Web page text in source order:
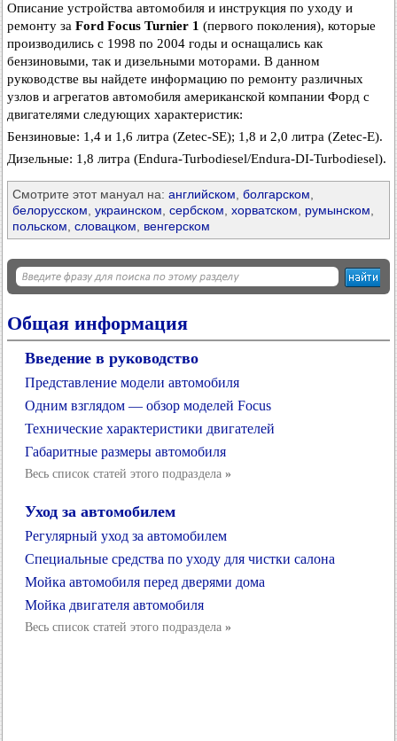
Описание устройства автомобиля и инструкция по уходу и
ремонту за Ford Focus Turnier 1 (первого поколения), которые
производились с 1998 по 2004 годы и оснащались как
бензиновыми, так и дизельными моторами. В данном
руководстве вы найдете информацию по ремонту различных
узлов и агрегатов автомобиля американской компании Форд с
двигателями следующих характеристик:
Бензиновые: 1,4 и 1,6 литра (Zetec-SE); 1,8 и 2,0 литра (Zetec-E).
Дизельные: 1,8 литра (Endura-Turbodiesel/Endura-DI-Turbodiesel).
Смотрите этот мануал на: английском болгарском
белорусском украинском сербском хорватском румынском
польском словацком венгерском
Общая информация
Введение в руководство
Представление модели автомобиля
Одним взглядом — обзор моделей Focus
Технические характеристики двигателей
Габаритные размеры автомобиля
Весь список статей этого подраздела »
Уход за автомобилем
Регулярный уход за автомобилем
Специальные средства по уходу для чистки салона
Мойка автомобиля перед дверями дома
Мойка двигателя автомобиля
Весь список статей этого подраздела »